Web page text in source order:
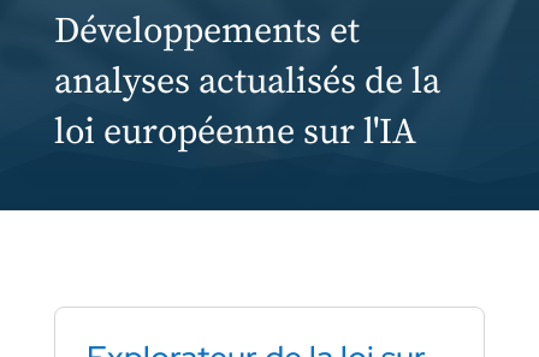
Développements et
analyses actualisés de la
loi européenne sur l'IA